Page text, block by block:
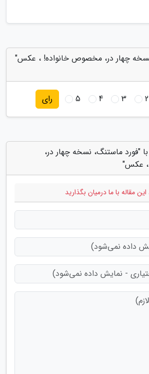
چهار در، مخصوص خانواده! ، عکس"
2
3
4
5 رای
"فورد ماستنگ، نسخه چهار در،
عکس"
مقاله با ما درمیان بگذارید